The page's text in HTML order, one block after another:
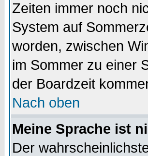
Zeiten immer noch
System auf
worden, zwischen
im Sommer zu einer
der Boardzeit
Nach oben
Meine Sprache ist
Der